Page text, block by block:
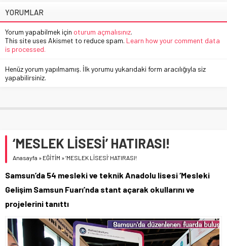
YORUMLAR
Yorum yapabilmek için oturum açmalısınız.
This site uses Akismet to reduce spam. Learn how your comment data
is processed.
Henüz yorum yapılmamış. İlk yorumu yukarıdaki form aracılığıyla siz
yapabilirsiniz.
‘MESLEK LİSESİ’ HATIRASI!
Anasayfa » EĞİTİM »‘MESLEK LİSESİ’ HATIRASI!
Samsun’da 54 mesleki ve teknik Anadolu lisesi ‘Mesleki
Gelişim Samsun Fuarı’nda stant açarak okullarını ve
projelerini tanıttı